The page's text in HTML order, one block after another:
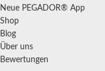
Neue PEGADOR® App
Shop
Blog
Über uns
Bewertungen